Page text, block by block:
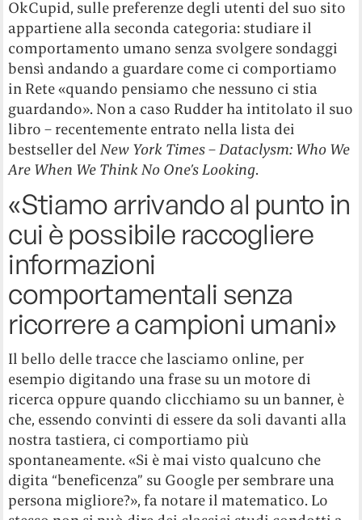
OkCupid, sulle preferenze degli utenti del suo sito
appartiene alla seconda categoria: studiare il
comportamento umano senza svolgere sondaggi
bensì andando a guardare come ci comportiamo
in Rete «quando pensiamo che nessuno ci stia
guardando». Non a caso Rudder ha intitolato il suo
libro – recentemente entrato nella lista dei
bestseller delNew York Times–Dataclysm: Who We
Are When We Think No One’s Looking.
«Stiamo arrivando al punto in
cui è possibile raccogliere
informazioni
comportamentali senza
ricorrere a campioni umani»
Il bello delle tracce che lasciamo online, per
esempio digitando una frase su un motore di
ricerca oppure quando clicchiamo su un banner, è
che, essendo convinti di essere da soli davanti alla
nostra tastiera, ci comportiamo più
spontaneamente. «Si è mai visto qualcuno che
digita “beneficenza” su Google per sembrare una
persona migliore?», fa notare il matematico. Lo